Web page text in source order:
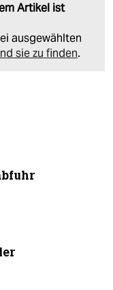
Artikel ist
ausgewählten
sie zu finden.